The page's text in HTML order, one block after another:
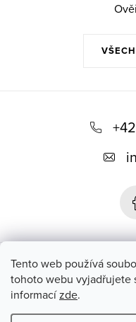
Tento web používá
tohoto webu vyjadřujete
informacízde.
Bagin.cz
Instagram